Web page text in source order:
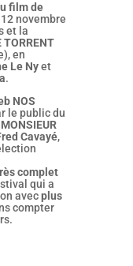
film de
novembre
et la
TORRENT
en
Le Nyet
.
NOS
le public du
Cavayé,
complet
qui a
avecplus
compter